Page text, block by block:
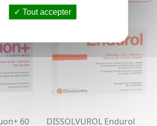
60
DISSOLVUROL Endurol
Tout accepter